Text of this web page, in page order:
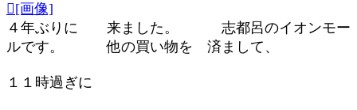
[画像]
４年ぶりに 来ました。 志都呂のイオンモー
ルです。 他の買い物を 済まして、
１１時過ぎに